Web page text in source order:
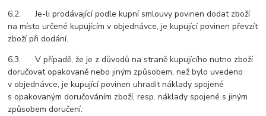
6.2. Je-li prodávající podle kupní smlouvy povinen dodat zboží
na místo určené kupujícím v objednávce, je kupující povinen převzít
zboží při dodání.
6.3. V případě, že je z důvodů na straně kupujícího nutno zboží
doručovat opakovaně nebo jiným způsobem, než bylo uvedeno
v objednávce, je kupující povinen uhradit náklady spojené
s opakovaným doručováním zboží, resp. náklady spojené s jiným
způsobem doručení.